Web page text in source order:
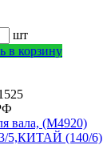
шт
в корзину
вала, (М4920)
5,КИТАЙ (140/6)